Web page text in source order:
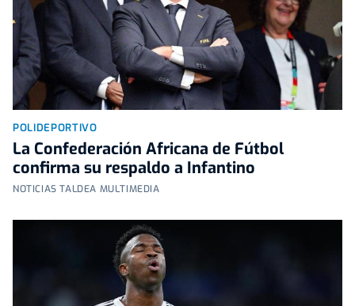
POLIDEPORTIVO
La Confederación Africana de Fútbol
confirma su respaldo a Infantino
NOTICIAS TALDEA MULTIMEDIA